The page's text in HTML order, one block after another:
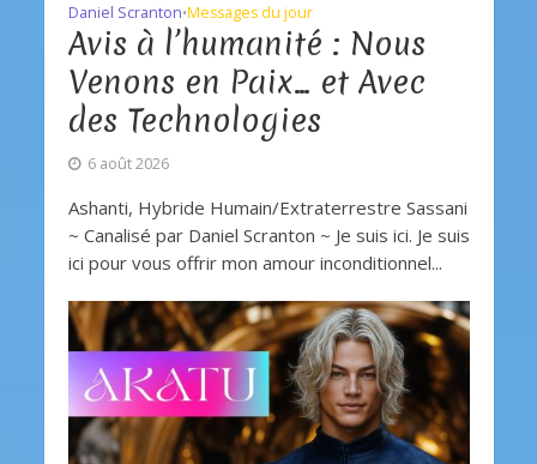
Daniel Scranton•Messages du jour
Avis à l’humanité : Nous
Venons en Paix… et Avec
des Technologies
6 août 2026
Ashanti, Hybride Humain/Extraterrestre Sassani
~ Canalisé par Daniel Scranton ~ Je suis ici. Je suis
ici pour vous offrir mon amour inconditionnel...